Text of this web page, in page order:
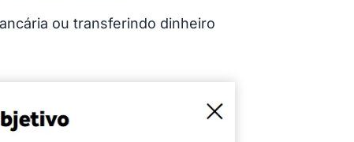
ou transferindo dinheiro